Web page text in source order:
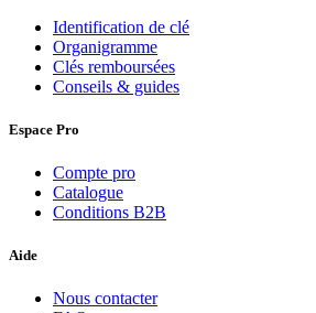
Identification de clé
Organigramme
Clés remboursées
Conseils & guides
Espace Pro
Compte pro
Catalogue
Conditions B2B
Aide
Nous contacter